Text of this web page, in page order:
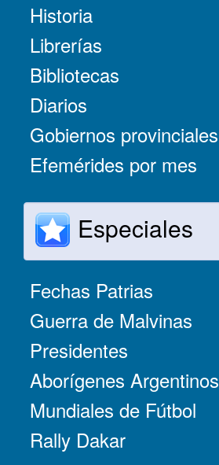
Historia
Librerías
Bibliotecas
Diarios
Gobiernos provinciales
Efemérides por mes
Especiales
Fechas Patrias
Guerra de Malvinas
Presidentes
Aborígenes Argentinos
Mundiales de Fútbol
Rally Dakar